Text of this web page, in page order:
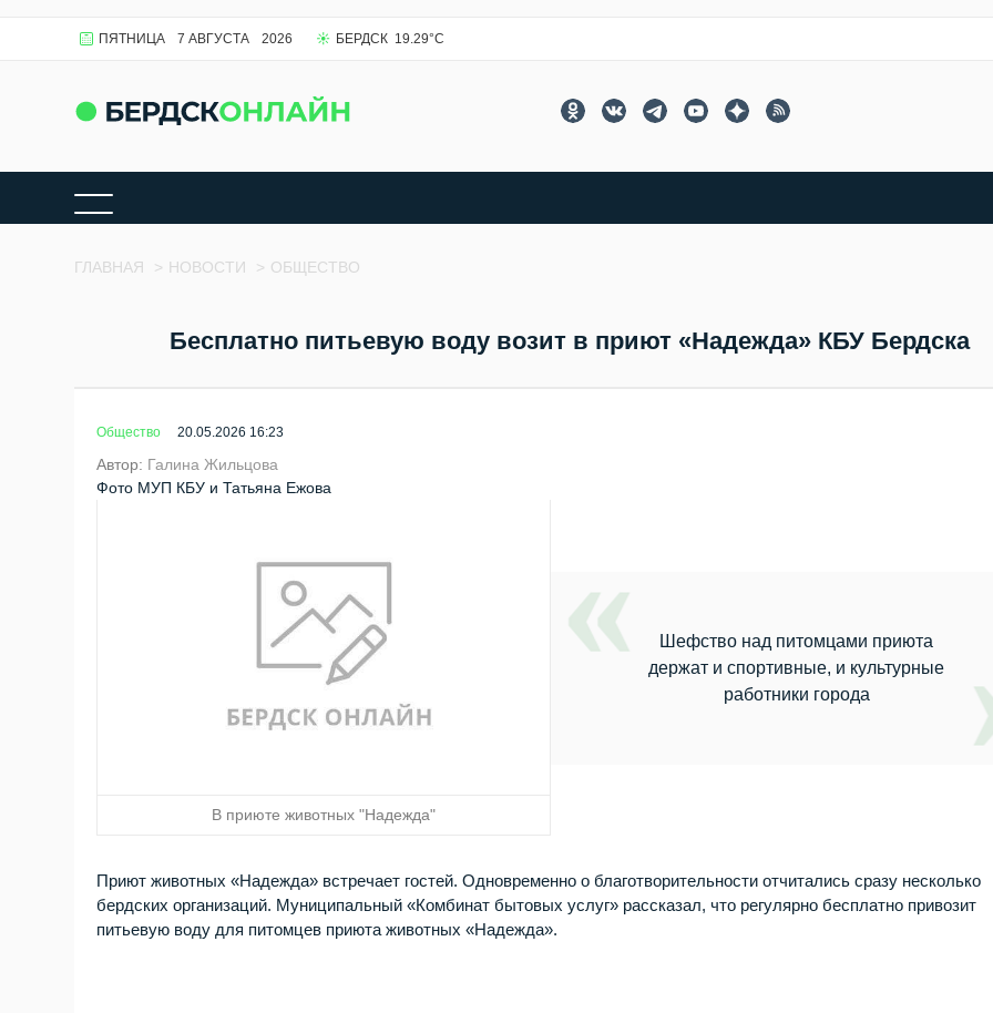
ПЯТНИЦА 7 АВГУСТА 2026 БЕРДСК 19.29°C
ГЛАВНАЯ > НОВОСТИ > ОБЩЕСТВО
Бесплатно питьевую воду возит в приют «Надежда» КБУ Бердска
Общество 20.05.2026 16:23
Автор: Галина Жильцова
Фото МУП КБУ и Татьяна Ежова
В приюте животных "Надежда"
Шефство над питомцами приюта
держат и спортивные, и культурные
работники города
Приют животных «Надежда» встречает гостей. Одновременно о благотворительности отчитались сразу несколько
бердских организаций. Муниципальный «Комбинат бытовых услуг» рассказал, что регулярно бесплатно привозит
питьевую воду для питомцев приюта животных «Надежда».